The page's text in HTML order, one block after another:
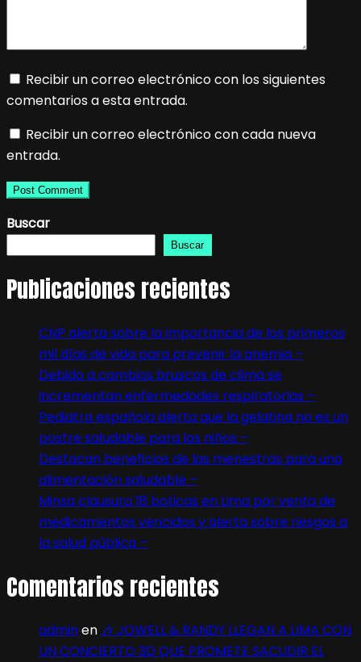
Recibir un correo electrónico con los siguientes
comentarios a esta entrada.
Recibir un correo electrónico con cada nueva
entrada.
Buscar
Buscar
Publicaciones recientes
CNP alerta sobre la importancia de los primeros
mil días de vida para prevenir la anemia –
Debido a cambios bruscos de clima se
incrementan enfermedades respiratorias –
Pediatra española alerta que la gelatina no es un
postre saludable para los niños –
Destacan beneficios de las menestras para una
alimentación saludable –
Minsa clausura 18 boticas en Lima por venta de
medicamentos vencidos y alerta sobre riesgos a
la salud pública –
Comentarios recientes
adminen 🎶 JOWELL & RANDY LLEGAN A LIMA CON
UN CONCIERTO 3D QUE PROMETE SACUDIR EL